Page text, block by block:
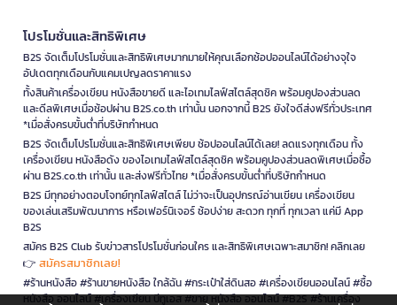
โปรโมชั่นและสิทธิพิเศษ
B2S จัดเต็มโปรโมชั่นและสิทธิพิเศษมากมายให้คุณเลือกช้อปออนไลน์ได้อย่างจุใจ
อัปเดตทุกเดือนกับแคมเปญลดราคาแรง
ทั้งสินค้าเครื่องเขียน หนังสือขายดี และไอเทมไลฟ์สไตล์สุดชิค พร้อมคูปองส่วนลด
และดีลพิเศษเมื่อช้อปผ่าน B2S.co.th เท่านั้น นอกจากนี้ B2S ยังใจดีส่งฟรีทั่วประเทศ
*เมื่อสั่งครบขั้นต่ำที่บริษัทกำหนด
B2S จัดเต็มโปรโมชั่นและสิทธิพิเศษเพียบ ช้อปออนไลน์ได้เลย! ลดแรงทุกเดือน ทั้ง
เครื่องเขียน หนังสือดัง ของไอเทมไลฟ์สไตล์สุดชิค พร้อมคูปองส่วนลดพิเศษเมื่อซื้อ
ผ่าน B2S.co.th เท่านั้น และส่งฟรีทั่วไทย *เมื่อสั่งครบขั้นต่ำที่บริษัทกำหนด
B2S มีทุกอย่างตอบโจทย์ทุกไลฟ์สไตล์ ไม่ว่าจะเป็นอุปกรณ์อ่านเขียน เครื่องเขียน
ของเล่นเสริมพัฒนาการ หรือเฟอร์นิเจอร์ ช้อปง่าย สะดวก ทุกที่ ทุกเวลา แค่มี App
B2S
สมัคร B2S Club รับข่าวสารโปรโมชั่นก่อนใคร และสิทธิพิเศษเฉพาะสมาชิก! คลิกเลย
👉 สมัครสมาชิกเลย!
#ร้านหนังสือ #ร้านขายหนังสือ ใกล้ฉัน #กระเป๋าใส่ดินสอ #เครื่องเขียนออนไลน์ #ซื้อ
หนังสือ ออนไลน์ #เครื่องเขียน บีทูเอส #ขาย หนังสือ ออนไลน์ #B2S #ร้านเครื่อง